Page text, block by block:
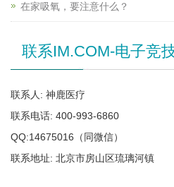
在家吸氧，要注意什么？
联系IM.COM-电子竞
联系人: 神鹿医疗
联系电话: 400-993-6860
QQ:14675016（同微信）
联系地址: 北京市房山区琉璃河镇